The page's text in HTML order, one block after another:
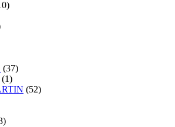
(37)
(1)
(52)